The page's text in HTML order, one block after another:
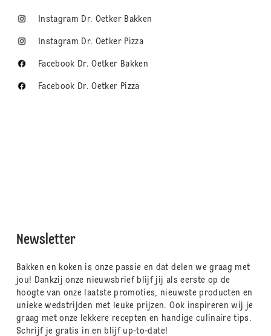
Instagram Dr. Oetker Bakken
Instagram Dr. Oetker Pizza
Facebook Dr. Oetker Bakken
Facebook Dr. Oetker Pizza
Newsletter
Bakken en koken is onze passie en dat delen we graag met
jou! Dankzij onze nieuwsbrief blijf jij als eerste op de
hoogte van onze laatste promoties, nieuwste producten en
unieke wedstrijden met leuke prijzen. Ook inspireren wij je
graag met onze lekkere recepten en handige culinaire tips.
Schrijf je gratis in en blijf up-to-date!